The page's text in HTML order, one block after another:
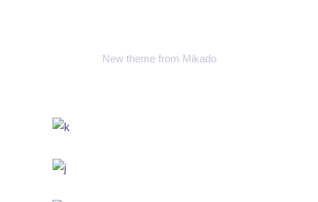
New theme from Mikado